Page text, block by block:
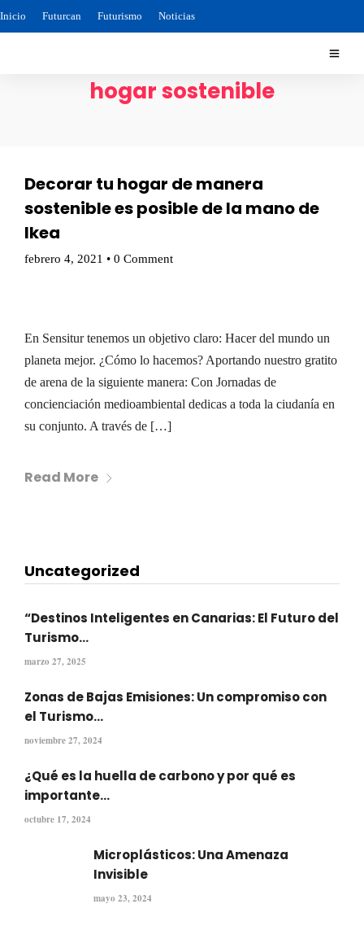
Inicio Futurcan Futurismo Noticias
hogar sostenible
Decorar tu hogar de manera
sostenible es posible de la mano de
Ikea
febrero 4, 2021 • 0 Comment
En Sensitur tenemos un objetivo claro: Hacer del mundo un
planeta mejor. ¿Cómo lo hacemos? Aportando nuestro gratito
de arena de la siguiente manera: Con Jornadas de
concienciación medioambiental dedicas a toda la ciudanía en
su conjunto. A través de […]
Read More
Uncategorized
“Destinos Inteligentes en Canarias: El Futuro del
Turismo...
marzo 27, 2025
Zonas de Bajas Emisiones: Un compromiso con
el Turismo...
noviembre 27, 2024
¿Qué es la huella de carbono y por qué es
importante...
octubre 17, 2024
Microplásticos: Una Amenaza
Invisible
mayo 23, 2024